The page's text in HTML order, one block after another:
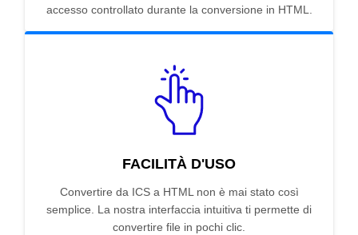
accesso controllato durante la conversione in HTML.
FACILITÀ D'USO
Convertire da ICS a HTML non è mai stato così
semplice. La nostra interfaccia intuitiva ti permette di
convertire file in pochi clic.